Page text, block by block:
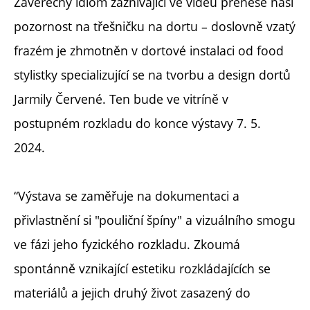
pozornost na třešničku na dortu – doslovně vzatý
frazém je zhmotněn v dortové instalaci od food
stylistky specializující se na tvorbu a design dortů
Jarmily Červené. Ten bude ve vitríně v
postupném rozkladu do konce výstavy 7. 5.
2024.
“Výstava se zaměřuje na dokumentaci a
přivlastnění si "pouliční špíny" a vizuálního smogu
ve fázi jeho fyzického rozkladu. Zkoumá
spontánně vznikající estetiku rozkládajících se
materiálů a jejich druhý život zasazený do